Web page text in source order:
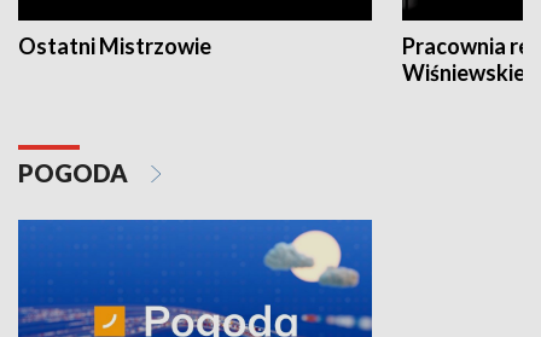
Ostatni Mistrzowie
Pracownia
POGODA